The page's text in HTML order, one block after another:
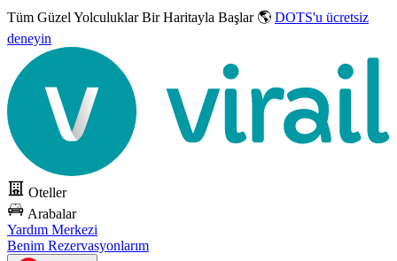
Tüm Güzel YolculuklarBir Haritayla Başlar 🌎 DOTS'u ücretsiz
deneyin
Oteller
Arabalar
Yardım Merkezi
Benim Rezervasyonlarım